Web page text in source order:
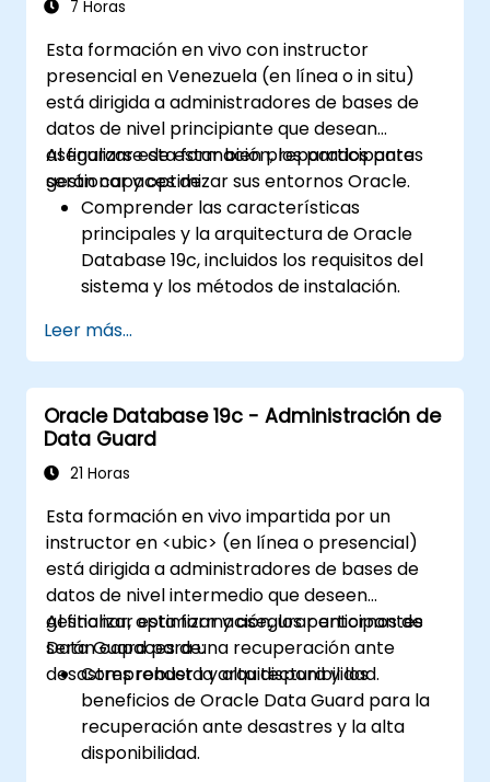
7 Horas
Esta formación en vivo con instructor
presencial en Venezuela (en línea o in situ)
está dirigida a administradores de bases de
datos de nivel principiante que desean
asegurarse de estar bien preparados para
gestionar y optimizar sus entornos Oracle.
Al finalizar esta formación, los participantes
serán capaces de:
Comprender las características
principales y la arquitectura de Oracle
Database 19c, incluidos los requisitos del
sistema y los métodos de instalación.
instalar Oracle Database 19c y Oracle
Grid Infrastructure, incluyendo la
configuración de redes, almacenamiento
y seguridad.
Aprender el proceso completo de
actualización a Oracle Database 19c,
validación posterior a la actualización.
Desarrollar habilidades de resolución de
problemas para gestionar incidencias
comunes durante la instalación y la
actualización.
Aplicar las mejores prácticas de
instalación y actualización de Oracle
Database para garantizar un despliegue
fluido y exitoso.
Leer más...
Oracle Database 19c - Administración de
Data Guard
21 Horas
Esta formación en vivo impartida por un
instructor en <ubic> (en línea o presencial)
está dirigida a administradores de bases de
datos de nivel intermedio que deseen
gestionar, optimizar y asegurar entornos de
Data Guard para una recuperación ante
desastres robusta y alta disponibilidad.
Al finalizar esta formación, los participantes
serán capaces de:
Comprender la arquitectura y los
beneficios de Oracle Data Guard para la
recuperación ante desastres y la alta
disponibilidad.